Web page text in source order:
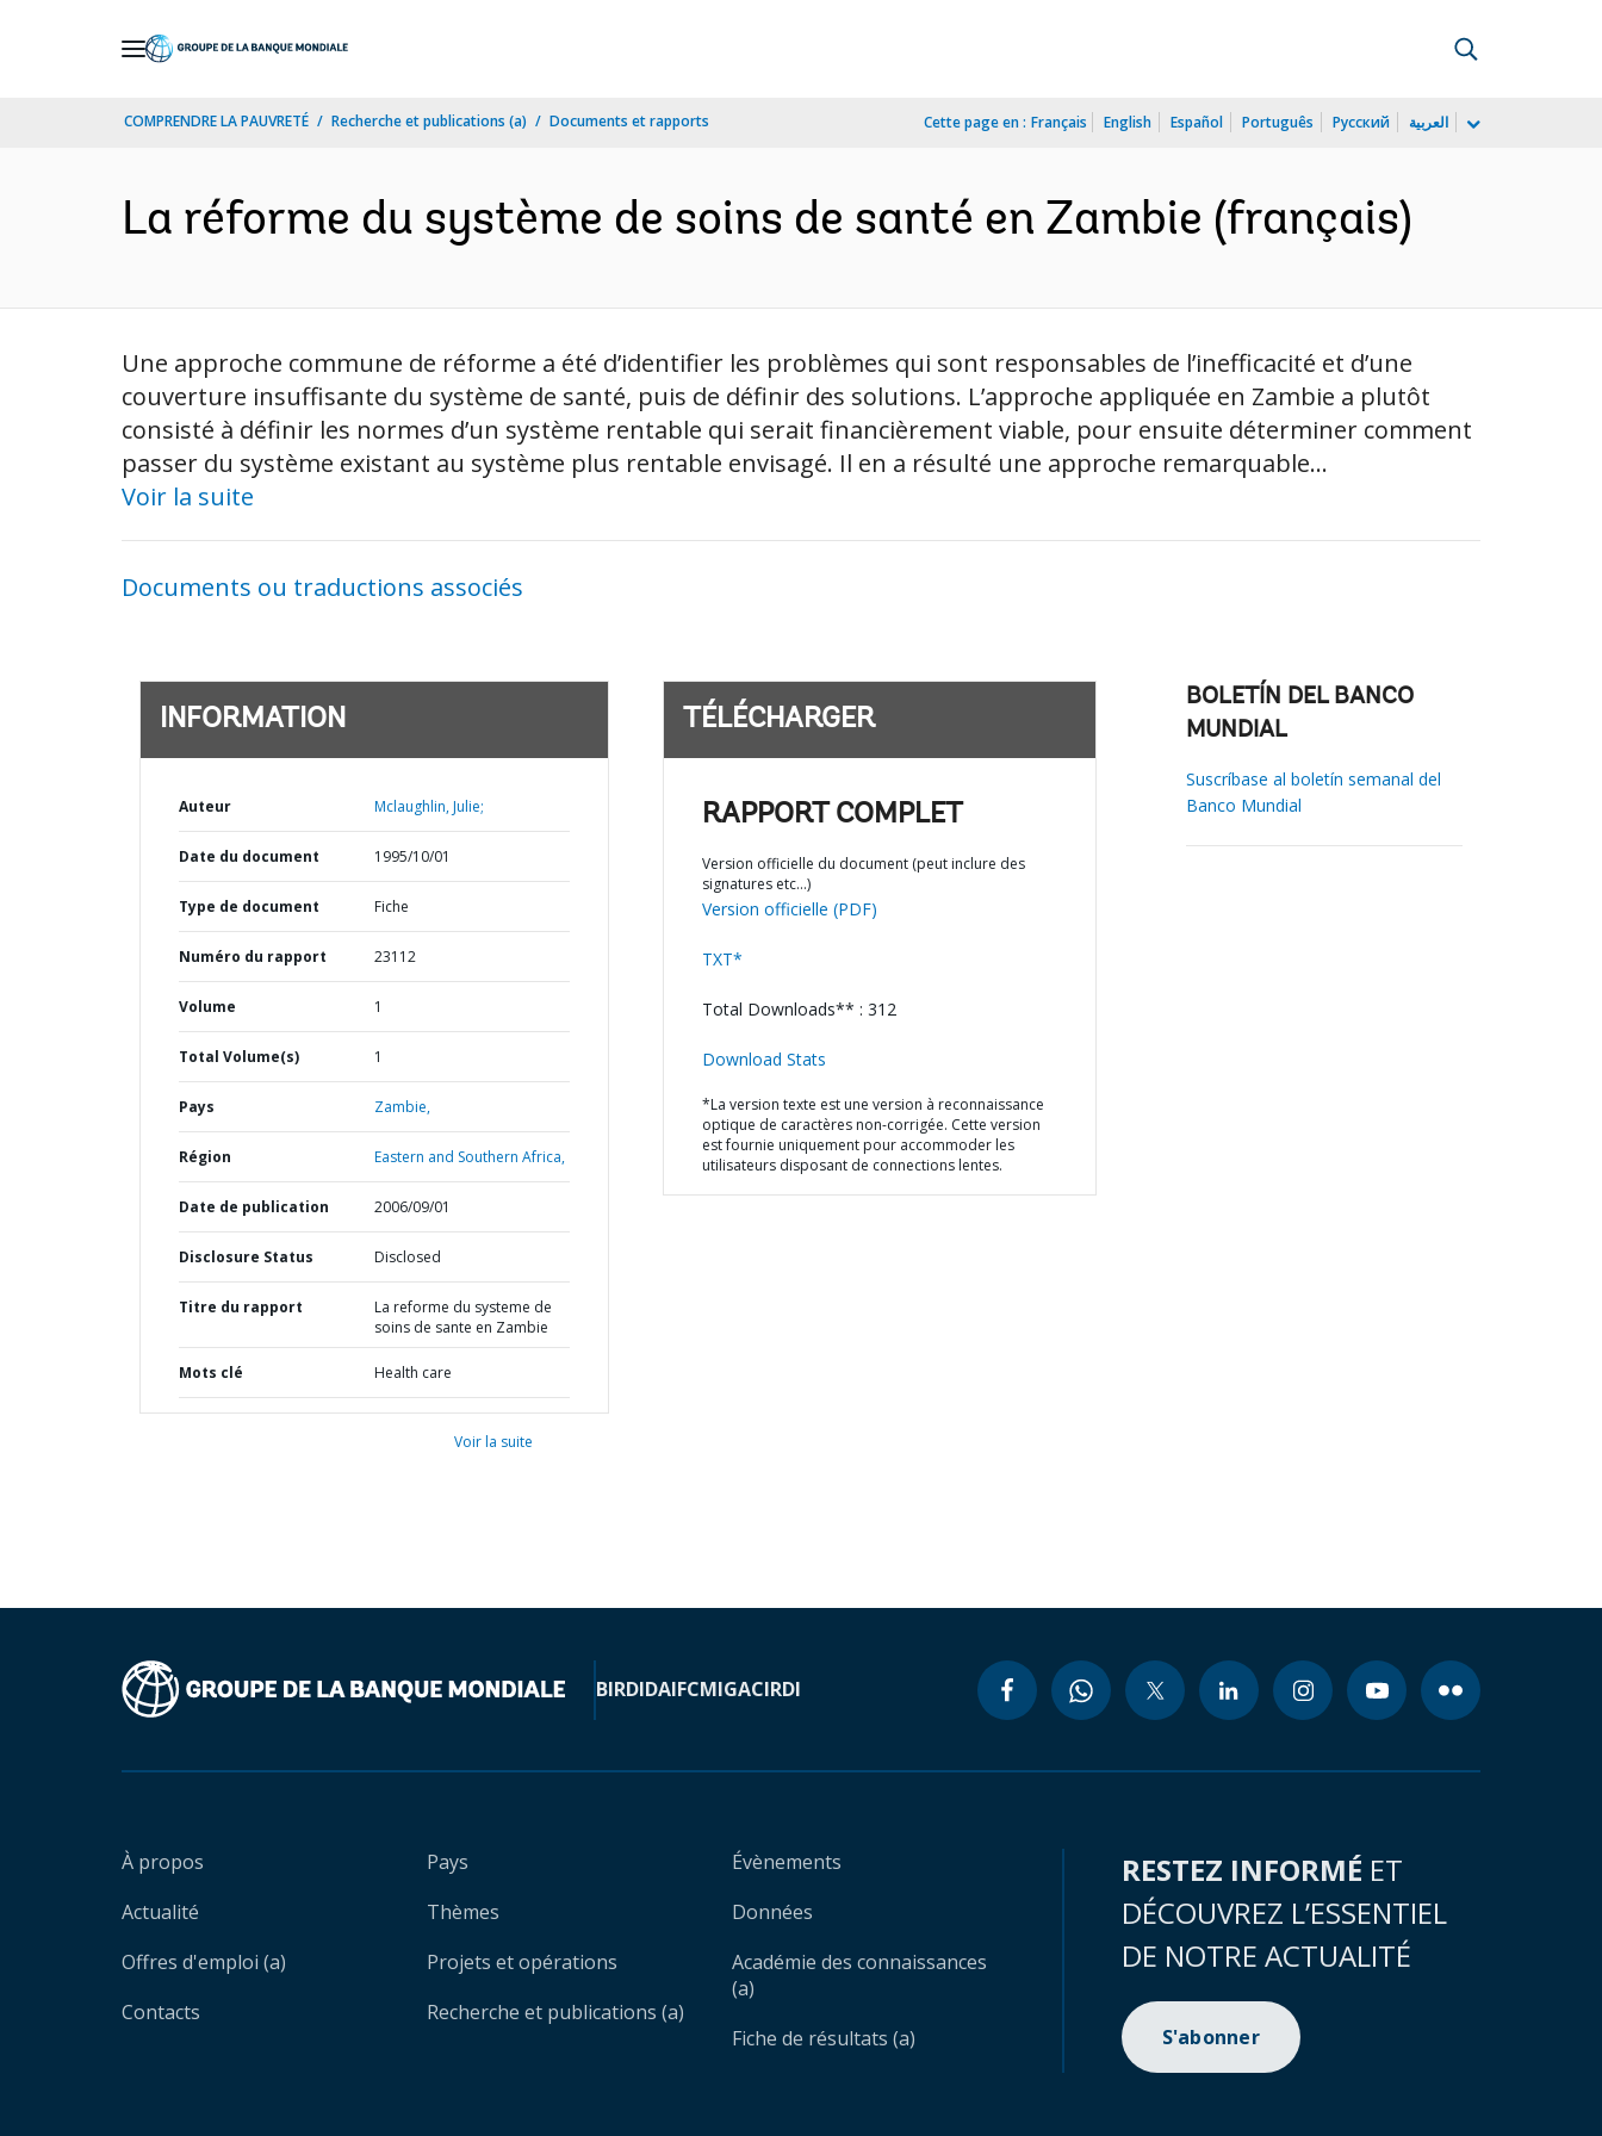
COMPRENDRE LA PAUVRETÉ Recherche et publications (a) Documents et rapports Cette page en : Français English Español Português Русский العربية
La réforme du système de soins de santé en Zambie (français)
Une approche commune de réforme a été d’identifier les problèmes qui sont responsables de l’inefficacité et d’une
couverture insuffisante du système de santé, puis de définir des solutions. L’approche appliquée en Zambie a plutôt
consisté à définir les normes d’un système rentable qui serait financièrement viable, pour ensuite déterminer comment
passer du système existant au système plus rentable envisagé. Il en a résulté une approche remarquable...
Voir la suite
Documents ou traductions associés
INFORMATION
Auteur Mclaughlin, Julie;
Date du document 1995/10/01
Type de document Fiche
Numéro du rapport 23112
Volume 1
Total Volume(s) 1
Pays Zambie,
Région Eastern and Southern Africa,
Date de publication 2006/09/01
Disclosure Status Disclosed
Titre du rapport
La reforme du systeme de
soins de sante en Zambie
Mots clé Health care
Voir la suite
TÉLÉCHARGER
RAPPORT COMPLET
Version officielle du document (peut inclure des
signatures etc…)
Version officielle (PDF)
TXT*
Total Downloads** : 312
Download Stats
*La version texte est une version à reconnaissance
optique de caractères non-corrigée. Cette version
est fournie uniquement pour accommoder les
utilisateurs disposant de connections lentes.
BOLETÍN DEL BANCO
MUNDIAL
Suscríbase al boletín semanal del
Banco Mundial
BIRDIDAIFCMIGACIRDI
À propos
Actualité
Offres d'emploi (a)
Contacts
Pays
Thèmes
Projets et opérations
Recherche et publications (a)
Évènements
Données
Académie des connaissances
(a)
Fiche de résultats (a)
RESTEZ INFORMÉ ET
DÉCOUVREZ L’ESSENTIEL
DE NOTRE ACTUALITÉ
S'abonner